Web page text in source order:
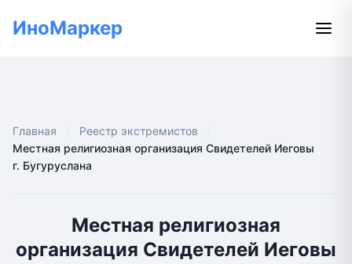
ИноМаркер
Главная
Реестр экстремистов
Местная религиозная организация Свидетелей Иеговы
г. Бугуруслана
Местная религиозная
организация Свидетелей Иеговы